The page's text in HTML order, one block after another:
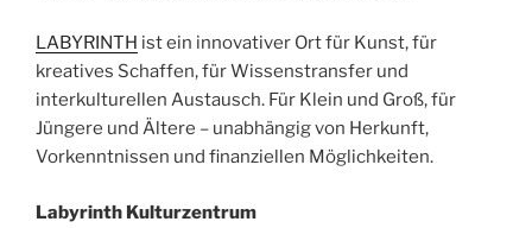
LABYRINTH ist ein innovativer Ort für Kunst, für
kreatives Schaffen, für Wissenstransfer und
interkulturellen Austausch. Für Klein und Groß, für
Jüngere und Ältere – unabhängig von Herkunft,
Vorkenntnissen und finanziellen Möglichkeiten.
Labyrinth Kulturzentrum